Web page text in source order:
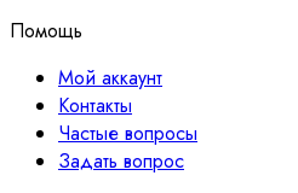
Помощь
Мой аккаунт
Контакты
Частые вопросы
Задать вопрос